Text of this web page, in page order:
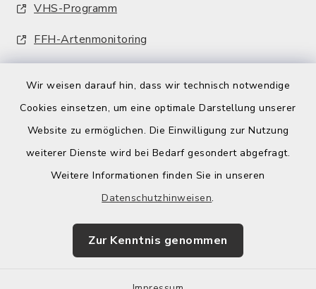
Wir weisen darauf hin, dass wir technisch notwendige
Cookies einsetzen, um eine optimale Darstellung unserer
Website zu ermöglichen. Die Einwilligung zur Nutzung
weiterer Dienste wird bei Bedarf gesondert abgefragt.
Weitere Informationen finden Sie in unseren
Datenschutzhinweisen.
Zur Kenntnis genommen
VHS-Programm
FFH-Artenmonitoring
Barrierefreiheit
Impressum